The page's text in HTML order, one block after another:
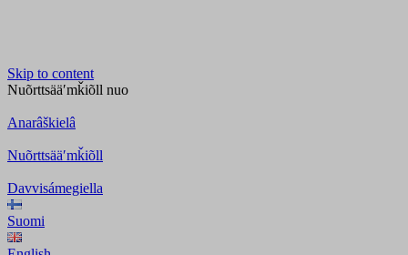
Skip to content
Nuõrttsääʹmǩiõll nuo
Anarâškielâ
Nuõrttsääʹmǩiõll
Davvisámegiella
Suomi